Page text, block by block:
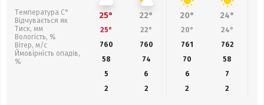
Температура С°
Відчувається як
Тиск, мм
Вологість, %
Вітер, м/с
Ймовірність опадів,
%
25° 22° 20° 24°
25° 22° 20° 24°
760
760 761 762
58
74 70 58
5
6 6
7
2
2 2 2